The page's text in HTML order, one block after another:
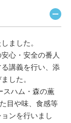
ました。
心・安全の番人
講義を行い、添
した。
スハム・森の薫
目や味、食感等
ンを行いまし